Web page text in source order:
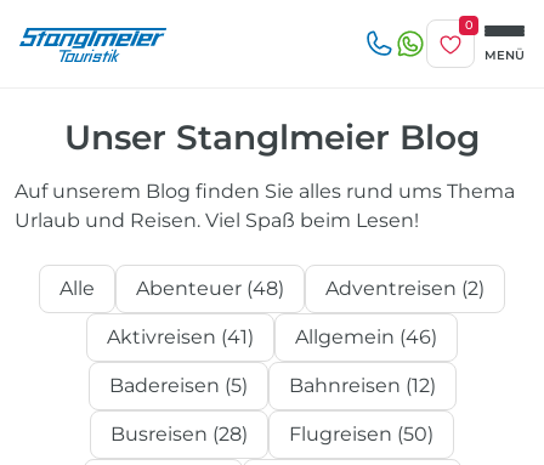
0
MENÜ
Merkliste
Keine Reisen auf der Merkliste
Zuletzt angesehen
Keine Reisen bislang angesehen
Unser Stanglmeier Blog
Auf unserem Blog finden Sie alles rund ums Thema
Urlaub und Reisen. Viel Spaß beim Lesen!
Alle Abenteuer (48) Adventreisen (2)
Aktivreisen (41) Allgemein (46)
Badereisen (5) Bahnreisen (12)
Busreisen (28) Flugreisen (50)